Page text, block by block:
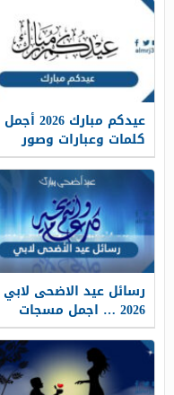
عيدكم مبارك 2026 أجمل
كلمات وعبارات وصور
تهنئة عيد الاضحى 1448
رسائل عيد الاضحى لابي
2026 … اجمل مسجات
تهنئة عيد الاضحى
1448